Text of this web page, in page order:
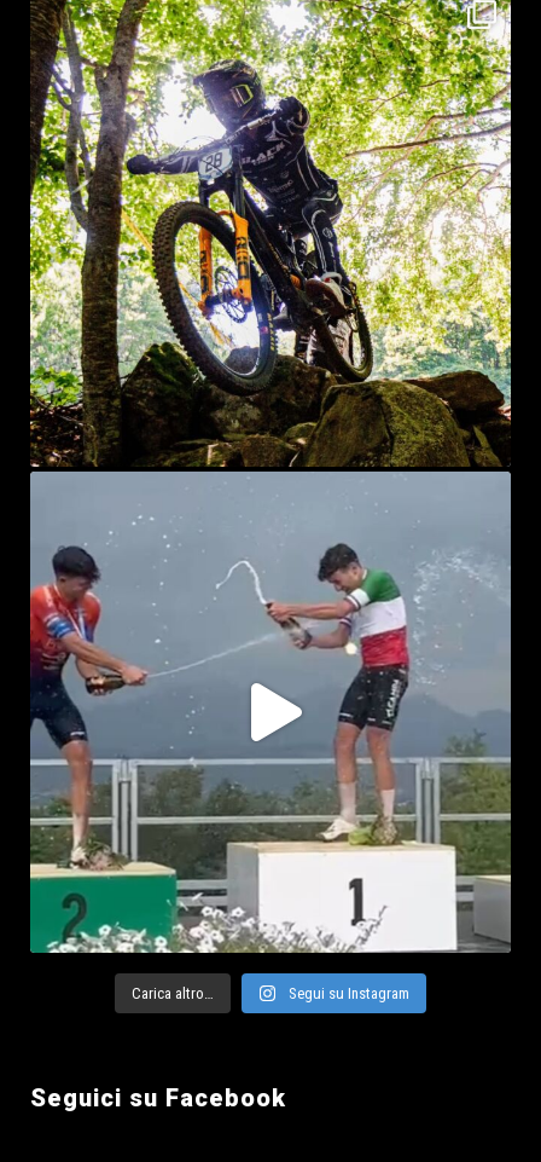
sprayke_bike
Lug 21
Carica altro… Segui su Instagram
Seguici su Facebook